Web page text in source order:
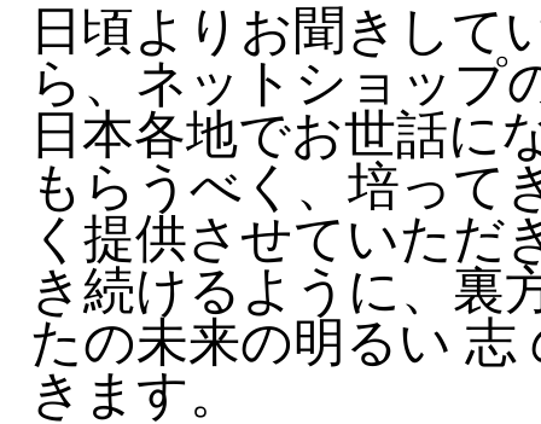
日頃よりお聞きして
ら、ネットショップ
日本各地でお世話に
もらうべく、培って
く提供させていただ
き続けるように、裏
たの未来の明るい
きます。